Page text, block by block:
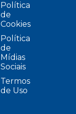
Política
de
Cookies
Política
de
Mídias
Sociais
Termos
de Uso